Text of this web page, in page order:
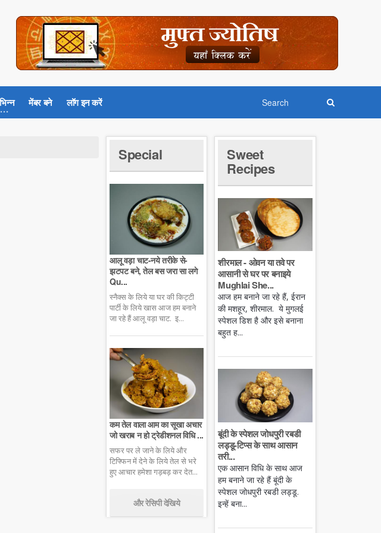
मेंबर बने लॉग इन करें
Special
आलू वड़ा चाट-नये तरीके से-
झटपट बने, तेल बस जरा सा लगे
Qu...
स्नैक्स के लिये या घर की किट्टी
पार्टी के लिये खास आज हम बनाने
जा रहे हैं आलू वड़ा चाट. इ...
कम तेल वाला आम का सूखा अचार
जो खराब न हो ट्रेडीशनल विधि ...
सफर पर ले जाने के लिये और
टिफ्फिन में देने के लिये तेल से भरे
हुए आचार हमेशा गड़बड़ कर देत...
और रेसिपी देखिये
Sweet
Recipes
शीरमाल - ओवन या तवे पर
आसानी से घर पर बनाइये
Mughlai She...
आज हम बनाने जा रहे हैं, ईरान
की मशहूर, शीरमाल. ये मुगलई
स्पेशल डिश है और इसे बनाना
बहुत ह...
बूंदी के स्पेशल जोधपुरी रबडी
लड्डू-टिप्स के साथ आसान
तरी...
एक आसान विधि के साथ आज
हम बनाने जा रहे हैं बूंदी के
स्पेशल जोधपुरी रबडी लड्डू.
इन्हें बना...